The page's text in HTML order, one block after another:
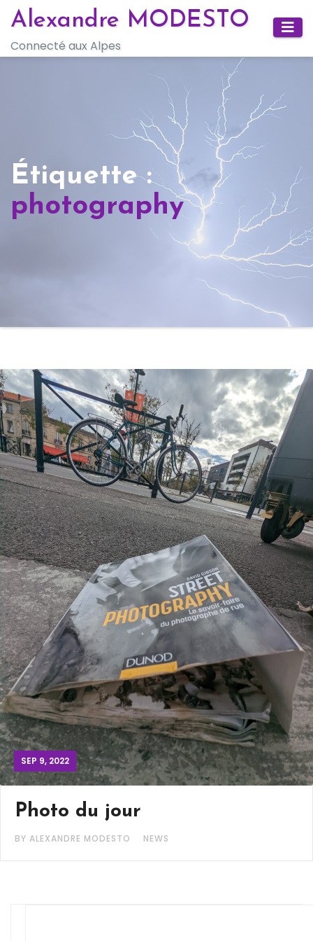
Skip
content
Alexandre MODESTO
Connecté aux Alpes
Étiquette :
photography
SEP 9, 2022
Photo du jour
BY ALEXANDRE MODESTO NEWS